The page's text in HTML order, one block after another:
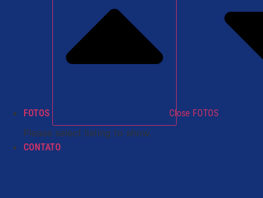
FOTOS Close FOTOS
Please select listing to show.
CONTATO